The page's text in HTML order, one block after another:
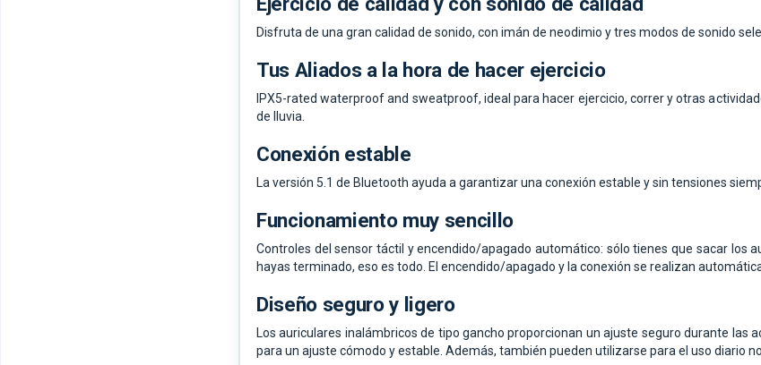
Disfruta de una gran calidad de sonido, con imán de neodimio y tres modos de sonido
Tus Aliados a la hora de hacer ejercicio
IPX5-rated waterproof and sweatproof, ideal para hacer ejercicio, correr y otras
de lluvia.
Conexión estable
La versión 5.1 de Bluetooth ayuda a garantizar una conexión estable y sin tensiones
Funcionamiento muy sencillo
Controles del sensor táctil y encendido/apagado automático: sólo tienes que sacar los
hayas terminado, eso es todo. El encendido/apagado y la conexión se realizan
Diseño seguro y ligero
Los auriculares inalámbricos de tipo gancho proporcionan un ajuste seguro durante las
para un ajuste cómodo y estable. Además, también pueden utilizarse para el uso diario